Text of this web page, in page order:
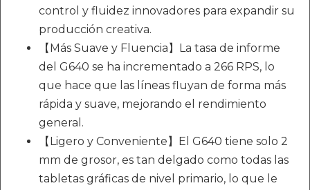
control y fluidez innovadores para expandir su
producción creativa.
【Más Suave y Fluencia】La tasa de informe
del G640 se ha incrementado a 266 RPS, lo
que hace que las líneas fluyan de forma más
rápida y suave, mejorando el rendimiento
general.
【Ligero y Conveniente】El G640 tiene solo 2
mm de grosor, es tan delgado como todas las
tabletas gráficas de nivel primario, lo que le